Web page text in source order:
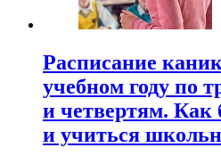
Расписание
учебном году по
и четвертям. Как
и учиться